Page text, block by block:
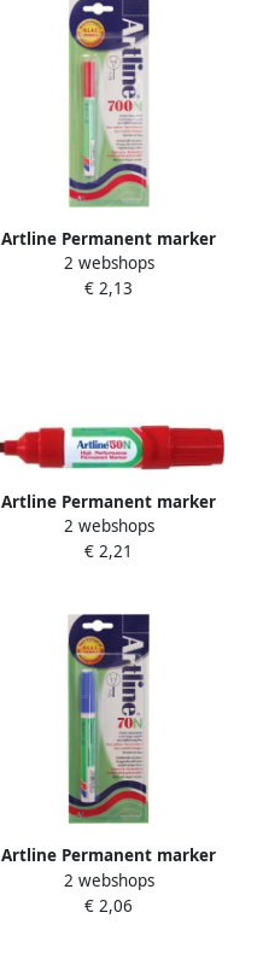
Artline Permanent marker
700 rood (op blister)
2 webshops
€ 2,13
Artline Permanent marker
50N rood
2 webshops
€ 2,21
Artline Permanent marker
70 blauw(op blister )
2 webshops
€ 2,06